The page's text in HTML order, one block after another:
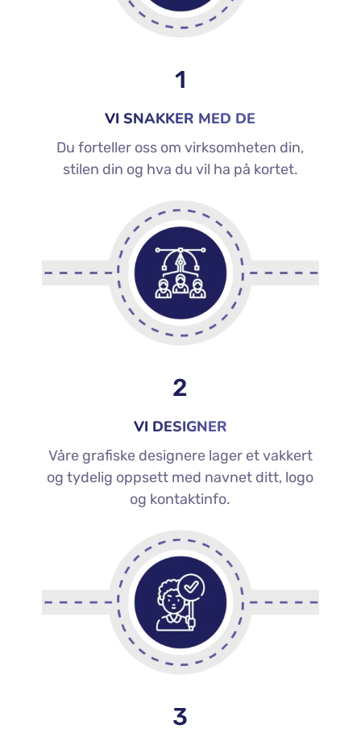
1
VI SNAKKER MED DE
Du forteller oss om virksomheten din,
stilen din og hva du vil ha på kortet.
2
VI DESIGNER
Våre grafiske designere lager et vakkert
og tydelig oppsett med navnet ditt, logo
og kontaktinfo.
3